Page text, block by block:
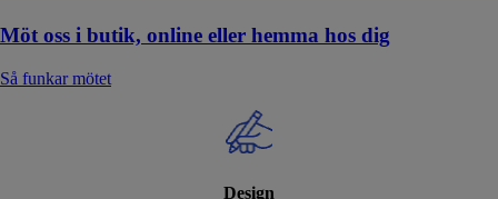
Möt oss i butik, online eller hemma hos dig
Så funkar mötet
Design